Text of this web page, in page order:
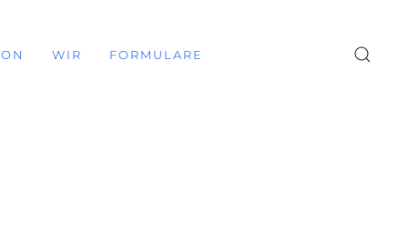
WIR FORMULARE